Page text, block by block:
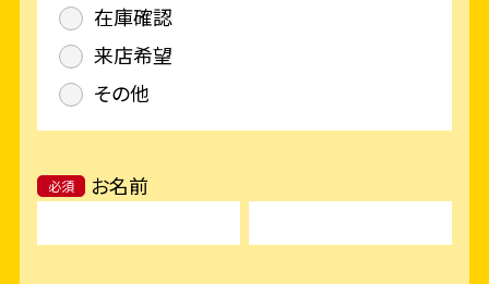
在庫確認
来店希望
その他
必須 お名前